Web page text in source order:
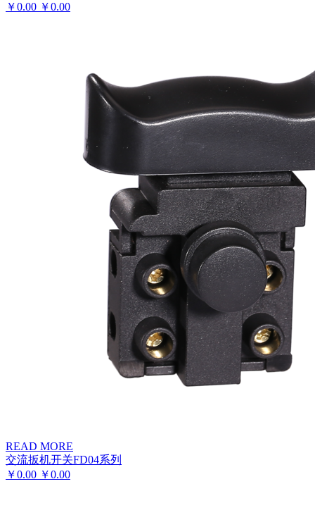
￥0.00 ￥0.00
READ MORE
交流扳机开关FD04系列
￥0.00 ￥0.00